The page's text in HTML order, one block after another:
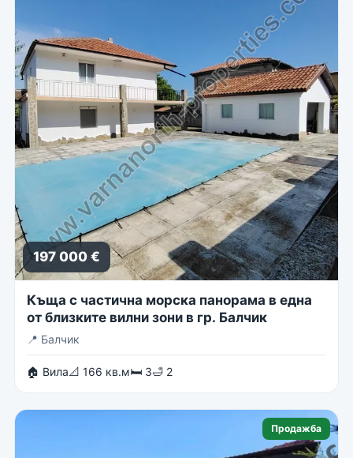
197 000 €
Къща с частична морска панорама в една
от близките вилни зони в гр. Балчик
📍 Балчик
🏠 Вила📐 166 кв.м🛏 3🛁 2
Продажба